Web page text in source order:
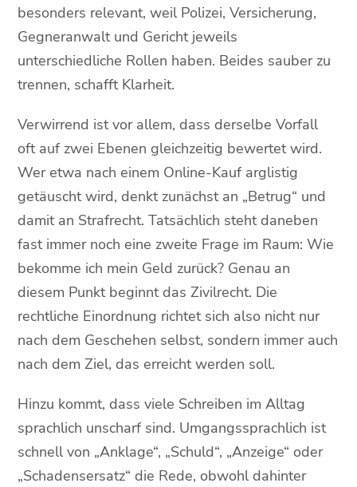
besonders relevant, weil Polizei, Versicherung,
Gegneranwalt und Gericht jeweils
unterschiedliche Rollen haben. Beides sauber zu
trennen, schafft Klarheit.
Verwirrend ist vor allem, dass derselbe Vorfall
oft auf zwei Ebenen gleichzeitig bewertet wird.
Wer etwa nach einem Online-Kauf arglistig
getäuscht wird, denkt zunächst an „Betrug“ und
damit an Strafrecht. Tatsächlich steht daneben
fast immer noch eine zweite Frage im Raum: Wie
bekomme ich mein Geld zurück? Genau an
diesem Punkt beginnt das Zivilrecht. Die
rechtliche Einordnung richtet sich also nicht nur
nach dem Geschehen selbst, sondern immer auch
nach dem Ziel, das erreicht werden soll.
Hinzu kommt, dass viele Schreiben im Alltag
sprachlich unscharf sind. Umgangssprachlich ist
schnell von „Anklage“, „Schuld“, „Anzeige“ oder
„Schadensersatz“ die Rede, obwohl dahinter